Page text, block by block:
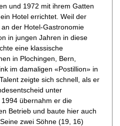
und 1972 mit ihrem Gatten
Hotel errichtet. Weil der
der Hotel-Gastronomie
in jungen Jahren in diese
eine klassische
in Plochingen, Bern,
im damaligen «Postillion» in
zeigte sich schnell, als er
unter
übernahm er die
Betrieb und baute hier auch
zwei Söhne (19, 16)